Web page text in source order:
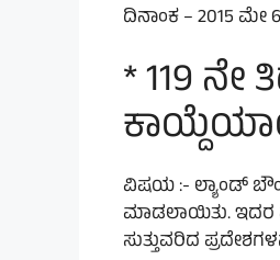
ದಿನಾಂಕ – 2015 ಮೇ
* 119 ನೇ
ವಿಷಯ :- ಲ್ಯಾಂಡ್
ಮಾಡಲಾಯಿತು. ಇದರ
ಸುತ್ತುವರಿದ